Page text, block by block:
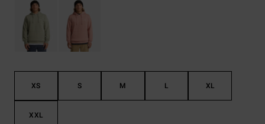
XS S M L XL
XXL